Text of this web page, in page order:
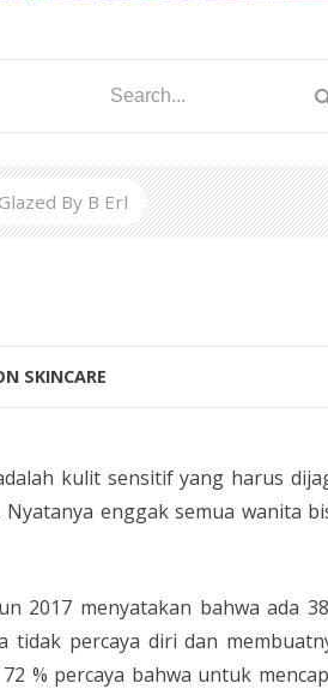
By B Erl
SKINCARE
kulit sensitif yang harus
enggak semua wanita
2017 menyatakan bahwa ada
tidak percaya diri dan
% percaya bahwa untuk